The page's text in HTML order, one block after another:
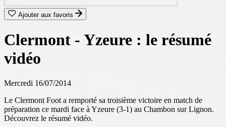
Ajouter aux favoris
Clermont - Yzeure : le résumé
vidéo
Mercredi 16/07/2014
Le Clermont Foot a remporté sa troisième victoire en match de
préparation ce mardi face à Yzeure (3-1) au Chambon sur Lignon.
Découvrez le résumé vidéo.